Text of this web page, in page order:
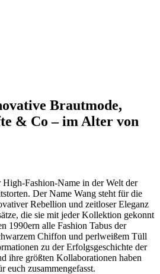
Brautmode,
& Co – im Alter von
High-Fashion-Name in der Welt der
Der Name Wang steht für die
Rebellion und zeitloser Eleganz
die sie mit jeder Kollektion gekonnt
1990ern alle Fashion Tabus der
Chiffon und perlweißem Tüll
zu der Erfolgsgeschichte der
ihre größten Kollaborationen haben
zusammengefasst.